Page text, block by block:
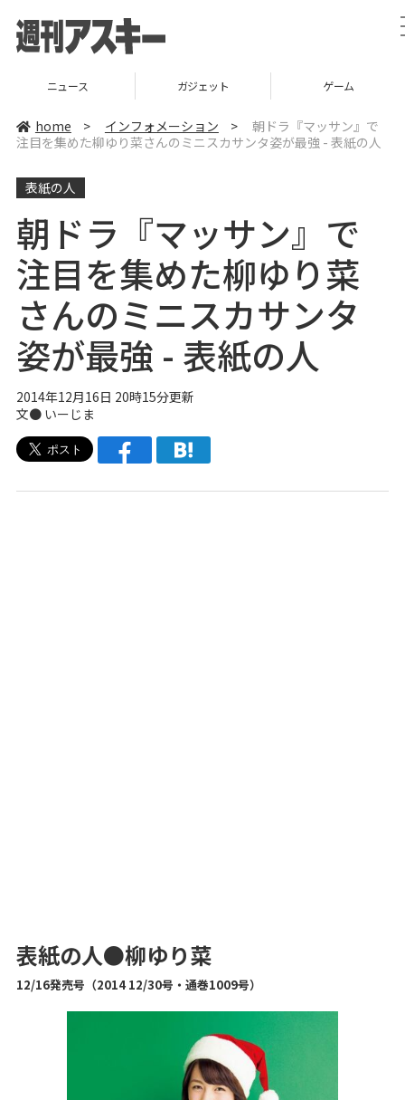
ニュース ガジェット ゲーム
home > インフォメーション >
朝ドラ『マッサン』で
注目を集めた柳ゆり菜さんのミニスカサンタ姿が最強 - 表紙の人
表紙の人
朝ドラ『マッサン』で
注目を集めた柳ゆり菜
さんのミニスカサンタ
姿が最強 - 表紙の人
2014年12月16日 20時15分更新
文● いーじま
表紙の人●柳ゆり菜
12/16発売号（201412/30号 ・通巻1009号）